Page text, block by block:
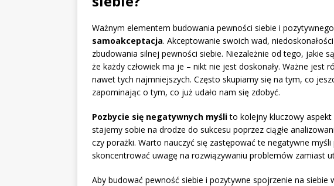
Ważnym elementem budowania pewności siebie i
samoakceptacja. Akceptowanie swoich wad,
zbudowania silnej pewności siebie. Niezależnie od tego, jakie
że każdy człowiek ma je – nikt nie jest doskonały. Ważne jest
nawet tych najmniejszych. Często skupiamy się na tym, co
zapominając o tym, co już udało nam się zdobyć.
Pozbycie się negatywnych myślito kolejny kluczowy
stajemy sobie na drodze do sukcesu poprzez ciągłe
czy porażki. Warto nauczyć się zastępować te negatywne
skoncentrować uwagę na rozwiązywaniu problemów zamiast
Aby budować pewność siebie i pozytywne spojrzenie na siebie